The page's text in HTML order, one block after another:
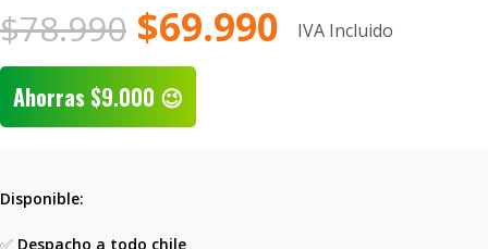
$78.990 $69.990 IVA Incluido
Ahorras $9.000 😉
Disponible:
✅ Despacho a todo chile